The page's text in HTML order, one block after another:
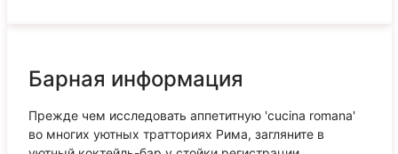
Барная информация
Прежде чем исследовать аппетитную 'cucina romana'
во многих уютных тратториях Рима, загляните в